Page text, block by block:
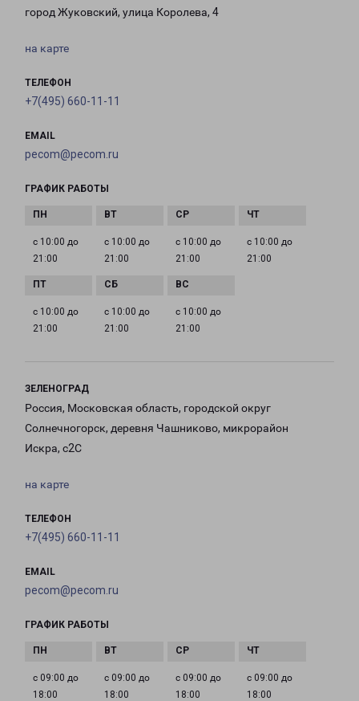
город Жуковский, улица Королева, 4
на карте
ТЕЛЕФОН
+7(495) 660-11-11
EMAIL
pecom@pecom.ru
ГРАФИК РАБОТЫ
с 10:00 до
21:00
с 10:00 до
21:00
с 10:00 до
21:00
с 10:00 до
21:00
с 10:00 до
21:00
с 10:00 до
21:00
с 10:00 до
21:00
ЗЕЛЕНОГРАД
Россия, Московская область, городской округ
Солнечногорск, деревня Чашниково, микрорайон
Искра, с2С
на карте
ТЕЛЕФОН
+7(495) 660-11-11
EMAIL
pecom@pecom.ru
ГРАФИК РАБОТЫ
с 09:00 до
18:00
с 09:00 до
18:00
с 09:00 до
18:00
с 09:00 до
18:00